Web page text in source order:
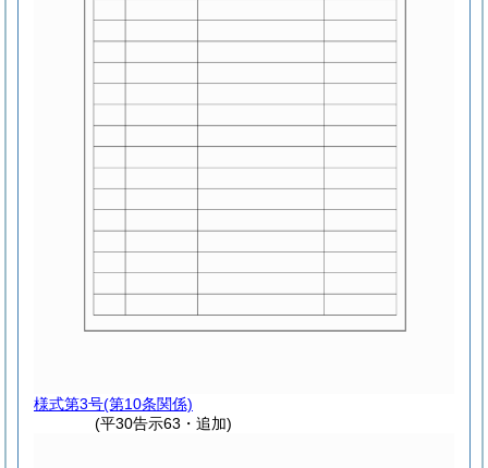
様式第3号(第10条関係)
(平30告示63・追加)